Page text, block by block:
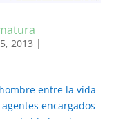
2013 |
entre la vida
encargados